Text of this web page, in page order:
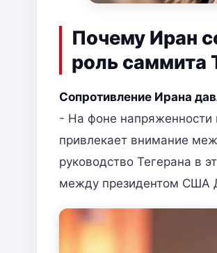
Почему Иран
роль саммита
Сопротивление Ирана
- На фоне
привлекает внимание
руководство Тегерана в
между президентом США